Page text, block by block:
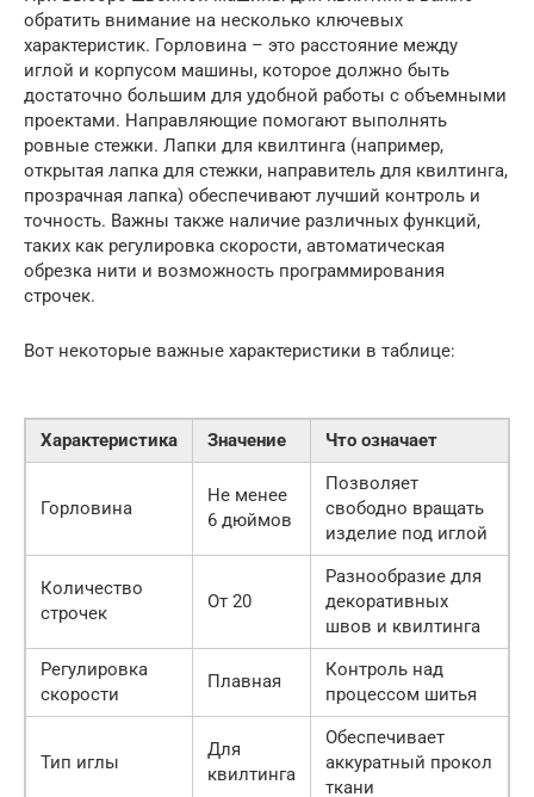
обратить внимание на несколько ключевых
характеристик. Горловина – это расстояние между
иглой и корпусом машины, которое должно быть
достаточно большим для удобной работы с объемными
проектами. Направляющие помогают выполнять
ровные стежки. Лапки для квилтинга (например,
открытая лапка для стежки, направитель для квилтинга,
прозрачная лапка) обеспечивают лучший контроль и
точность. Важны также наличие различных функций,
таких как регулировка скорости, автоматическая
обрезка нити и возможность программирования
строчек.
Вот некоторые важные характеристики в таблице:
Характеристика Значение Что означает
Горловина
Не менее
6 дюймов
Позволяет
свободно вращать
изделие под иглой
Количество
строчек
От 20
Разнообразие для
декоративных
швов и квилтинга
Регулировка
скорости
Плавная
Контроль над
процессом шитья
Тип иглы
Для
квилтинга
Обеспечивает
аккуратный прокол
ткани